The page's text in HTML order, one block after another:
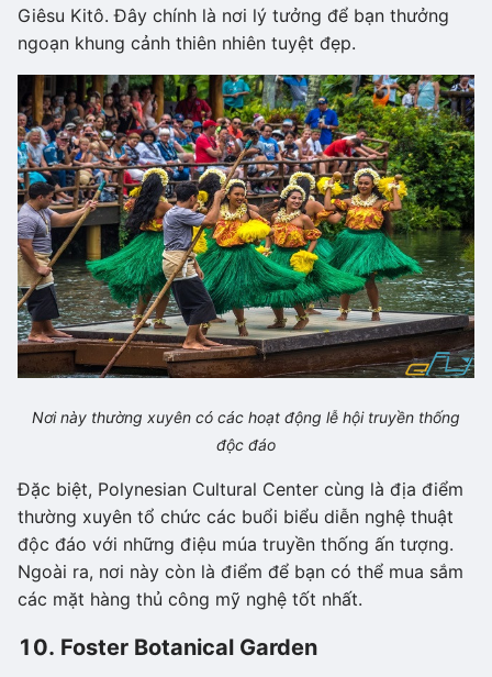
Giêsu Kitô. Đây chính là nơi lý tưởng để bạn thưởng
ngoạn khung cảnh thiên nhiên tuyệt đẹp.
Nơi này thường xuyên có các hoạt động lễ hội truyền thống
độc đáo
Đặc biệt, Polynesian Cultural Center cùng là địa điểm
thường xuyên tổ chức các buổi biểu diễn nghệ thuật
độc đáo với những điệu múa truyền thống ấn tượng.
Ngoài ra, nơi này còn là điểm để bạn có thể mua sắm
các mặt hàng thủ công mỹ nghệ tốt nhất.
10. Foster Botanical Garden